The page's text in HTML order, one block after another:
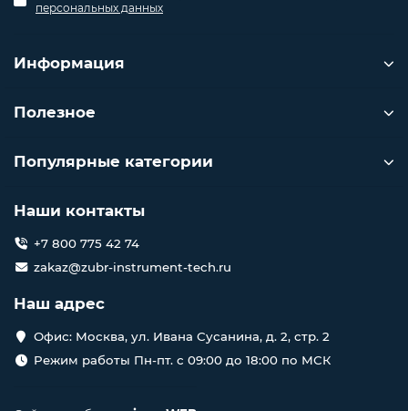
персональных данных
Информация
Полезное
Популярные категории
Наши контакты
+7 800 775 42 74
zakaz@zubr-instrument-tech.ru
Наш адрес
Офис: Москва, ул. Ивана Сусанина, д. 2, стр. 2
Режим работы Пн-пт. с 09:00 до 18:00 по МСК